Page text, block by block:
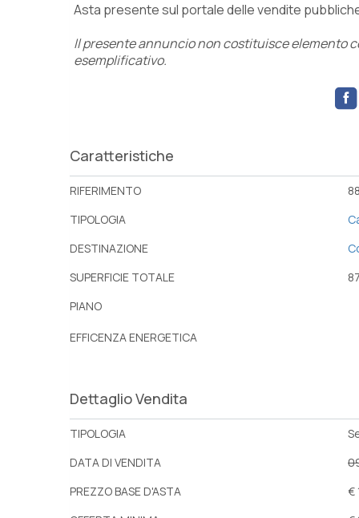
Asta presente sul portale delle vendite
Il presente annuncio non costituisce elemento
esemplificativo.
Caratteristiche
RIFERIMENTO
TIPOLOGIA
DESTINAZIONE
SUPERFICIE TOTALE
PIANO
EFFICENZA ENERGETICA
Dettaglio Vendita
TIPOLOGIA
DATA DI VENDITA
PREZZO BASE D'ASTA
€